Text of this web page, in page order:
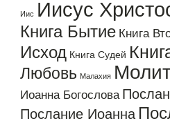
Иис Иисус
Книга Бытие Книга
Исход Книга Судей
Любовь Малахия
Иоанна Богослова
Послание Иоанна